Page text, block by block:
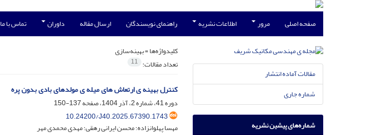
صفحه اصلی مرور اطلاعات نشریه راهنمای نویسندگان ارسال مقاله داوران تماس با ما
کلیدواژه‌ها =بهینه‌سازی
تعداد مقالات: 11
کنترل بهینه ی ارتعاش های میله ی مولدهای بادی بدون پره
دوره 41، شماره 2، آذر 1404، صفحه
137-150
10.24200/J40.2025.67390.1743
مهسا پهلوانزاده؛ محسن ایرانی رهقی؛ مهدی محمدی مهر
مقالات آماده انتشار
شماره جاری
شماره‌های پیشین نشریه